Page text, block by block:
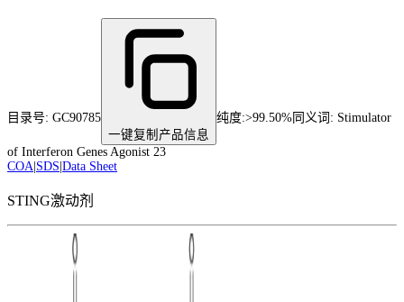
目录号: GC90785
一键复制产品信息
纯度:>99.50% 同义词: Stimulator
of Interferon Genes Agonist 23
COA SDS Data Sheet
STING激动剂